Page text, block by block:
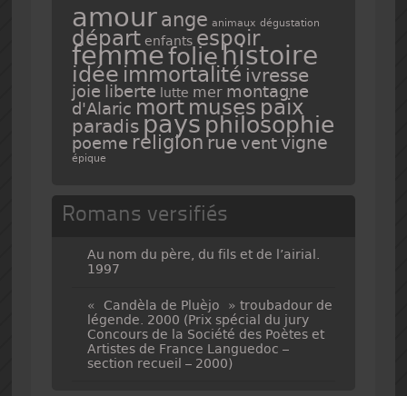
amour ange animaux dégustation
départ enfants espoir
femmefoliehistoire
idée immortalité ivresse
joie liberte lutte mer montagne
d'Alaric mort muses paix
paradis pays philosophie
poeme religion rue vent vigne
épique
Romans versifiés
Au nom du père, du fils et de l’airial.
1997
« Candèla de Pluèjo » troubadour de
légende. 2000 (Prix spécial du jury
Concours de la Société des Poètes et
Artistes de France Languedoc –
section recueil – 2000)